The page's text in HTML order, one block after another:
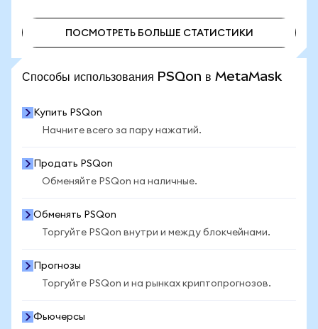
ПОСМОТРЕТЬ БОЛЬШЕ СТАТИСТИКИ
Способы использования PSQon в MetaMask
Купить PSQon
Начните всего за пару нажатий.
Продать PSQon
Обменяйте PSQon на наличные.
Обменять PSQon
Торгуйте PSQon внутри и между блокчейнами.
Прогнозы
Торгуйте PSQon и на рынках криптопрогнозов.
Фьючерсы